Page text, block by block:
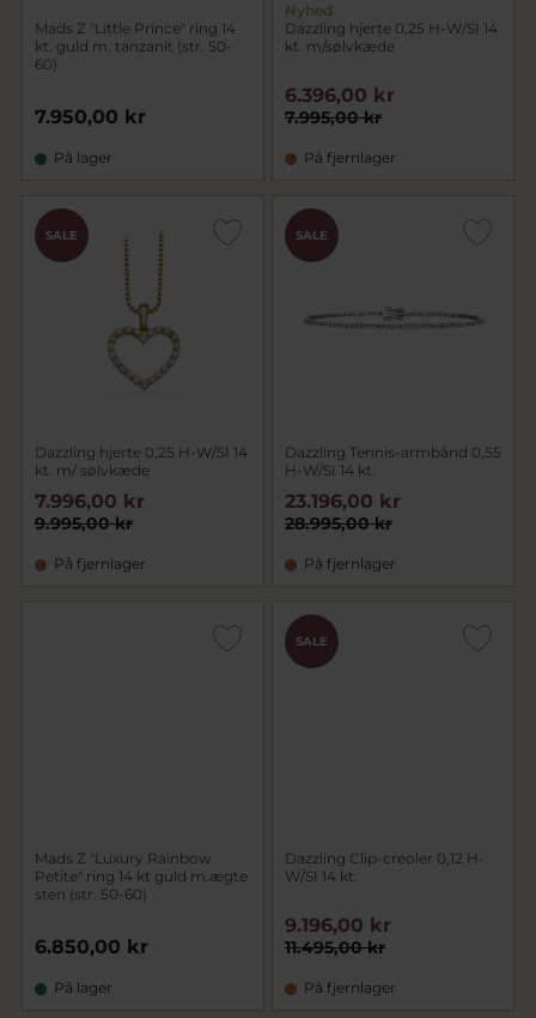
Mads Z "Little Prince" ring 14
kt. guld m. tanzanit (str. 50-
60)
7.950,00 kr
På lager
Nyhed
Dazzling hjerte 0,25 H-W/SI 14
kt. m/sølvkæde
7.995,00 kr
6.396,00 kr
På fjernlager
SALE
Dazzling hjerte 0,25 H-W/SI 14
kt. m/ sølvkæde
9.995,00 kr
7.996,00 kr
På fjernlager
SALE
Dazzling Tennis-armbånd 0,55
H-W/SI 14 kt.
28.995,00 kr
23.196,00 kr
På fjernlager
Mads Z "Luxury Rainbow
Petite" ring 14 kt guld m.ægte
sten (str. 50-60)
6.850,00 kr
På lager
SALE
Dazzling Clip-creoler 0,12 H-
W/SI 14 kt.
11.495,00 kr
9.196,00 kr
På fjernlager